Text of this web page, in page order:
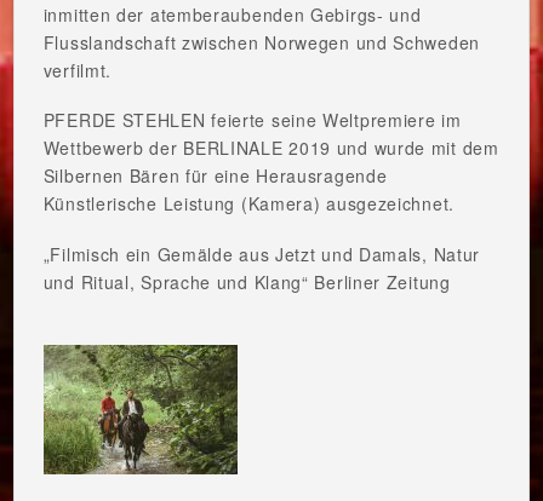
inmitten der atemberaubenden Gebirgs- und
Flusslandschaft zwischen Norwegen und Schweden
verfilmt.
PFERDE STEHLEN feierte seine Weltpremiere im
Wettbewerb der BERLINALE 2019 und wurde mit dem
Silbernen Bären für eine Herausragende
Künstlerische Leistung (Kamera) ausgezeichnet.
„Filmisch ein Gemälde aus Jetzt und Damals, Natur
und Ritual, Sprache und Klang“ Berliner Zeitung